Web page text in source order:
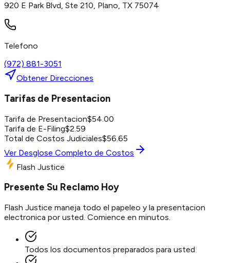
920 E Park Blvd, Ste 210, Plano, TX 75074
Telefono
(972) 881-3051
Obtener Direcciones
Tarifas de Presentacion
Tarifa de Presentacion$54.00
Tarifa de E-Filing$2.59
Total de Costos Judiciales$56.65
Ver Desglose Completo de Costos
Flash Justice
Presente Su Reclamo Hoy
Flash Justice maneja todo el papeleo y la presentacion
electronica por usted. Comience en minutos.
Todos los documentos preparados para usted